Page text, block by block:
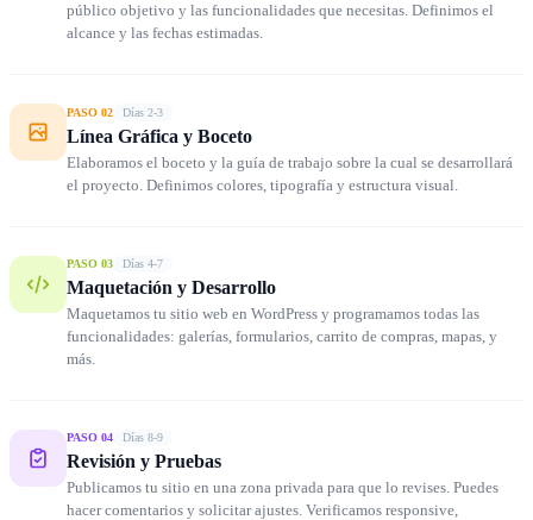
público objetivo y las funcionalidades que necesitas. Definimos el
alcance y las fechas estimadas.
PASO 02 Días 2-3
Línea Gráfica y Boceto
Elaboramos el boceto y la guía de trabajo sobre la cual se desarrollará
el proyecto. Definimos colores, tipografía y estructura visual.
PASO 03 Días 4-7
Maquetación y Desarrollo
Maquetamos tu sitio web en WordPress y programamos todas las
funcionalidades: galerías, formularios, carrito de compras, mapas, y
más.
PASO 04 Días 8-9
Revisión y Pruebas
Publicamos tu sitio en una zona privada para que lo revises. Puedes
hacer comentarios y solicitar ajustes. Verificamos responsive,